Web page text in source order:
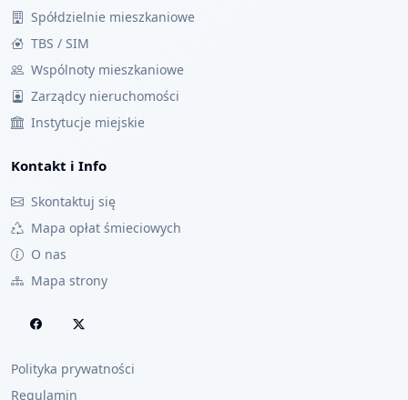
Spółdzielnie mieszkaniowe
TBS / SIM
Wspólnoty mieszkaniowe
Zarządcy nieruchomości
Instytucje miejskie
Kontakt i Info
Skontaktuj się
Mapa opłat śmieciowych
O nas
Mapa strony
Polityka prywatności
Regulamin